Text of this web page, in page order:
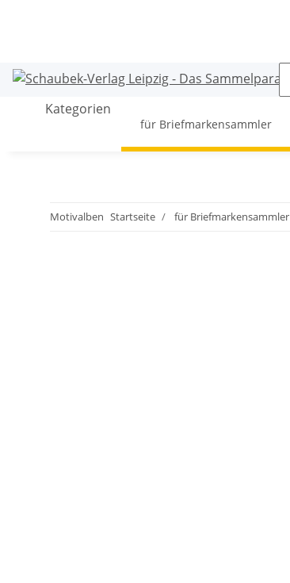
Kategorien
für Briefmarkensammler
Motivalben Startseite für Briefmarkensammler